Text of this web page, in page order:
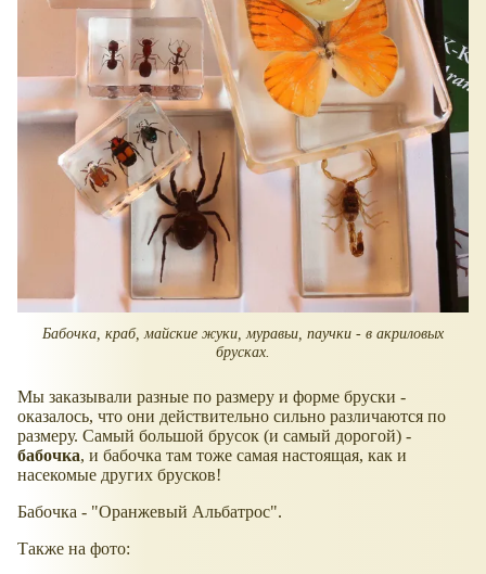
Бабочка, краб, майские жуки, муравьи, паучки - в акриловых
брусках.
Мы заказывали разные по размеру и форме бруски -
оказалось, что они действительно сильно различаются по
размеру. Самый большой брусок (и самый дорогой) -
бабочка, и бабочка там тоже самая настоящая, как и
насекомые других брусков!
Бабочка - "Оранжевый Альбатрос".
Также на фото: